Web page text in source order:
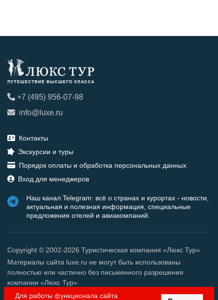
+7 (495) 956-07-98
info@luxe.ru
Контакты
Экскурсии и туры
Порядок оплаты и обработка персональных данных
Вход для менеджеров
Наш канал Telegram: всё о странах и курортах - новости,
актуальная и полезная информация, специальные
предложения отелей и авиакомпаний.
Copyright © 2002-2026 Туристическая компания «Люкс Тур»
Материалы сайта luxe.ru не могут быть использованы
полностью или частично без письменного разрешения
компании «Люкс Тур».
Для работы функционала сайта